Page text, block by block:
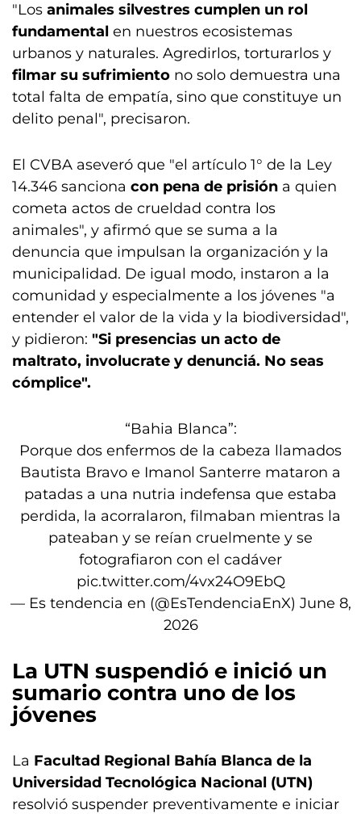
"Los animales silvestres cumplen un rol
fundamental en nuestros ecosistemas
urbanos y naturales. Agredirlos, torturarlos y
filmar su sufrimiento no solo demuestra una
total falta de empatía, sino que constituye un
delito penal", precisaron.
El CVBA aseveró que "el artículo 1° de la Ley
14.346 sanciona con pena de prisión a quien
cometa actos de crueldad contra los
animales", y afirmó que se suma a la
denuncia que impulsan la organización y la
municipalidad. De igual modo, instaron a la
comunidad y especialmente a los jóvenes "a
entender el valor de la vida y la biodiversidad",
y pidieron: "Si presencias un acto de
maltrato, involucrate y denunciá. No seas
cómplice".
“Bahia Blanca”:
Porque dos enfermos de la cabeza llamados
Bautista Bravo e Imanol Santerre mataron a
patadas a una nutria indefensa que estaba
perdida, la acorralaron, filmaban mientras la
pateaban y se reían cruelmente y se
fotografiaron con el cadáver
pic.twitter.com/4vx24O9EbQ
— Es tendencia en (@EsTendenciaEnX) June 8,
2026
La UTN suspendió e inició un
sumario contra uno de los
jóvenes
La Facultad Regional Bahía Blanca de la
Universidad Tecnológica Nacional (UTN)
resolvió suspender preventivamente e iniciar